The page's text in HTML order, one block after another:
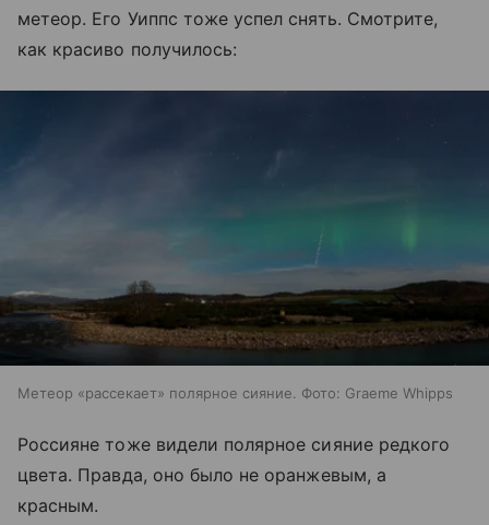
метеор. Его Уиппс тоже успел снять. Смотрите,
как красиво получилось:
Метеор «рассекает» полярное сияние. Фото: Graeme Whipps
Россияне тоже видели полярное сияние редкого
цвета. Правда, оно было не оранжевым, а
красным.